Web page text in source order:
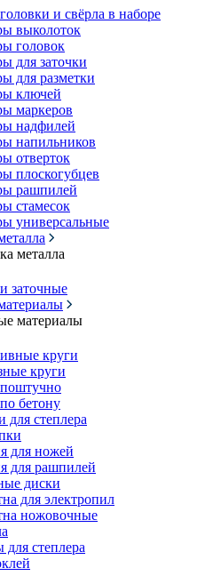
и свёрла в наборе
выколоток
головок
для заточки
для разметки
ключей
маркеров
надфилей
напильников
отверток
плоскогубцев
рашпилей
стамесок
универсальные
металла
заточные
материалы
круги
круги
бетону
для степлера
для ножей
для рашпилей
диски
для электропил
ножовочные
для степлера